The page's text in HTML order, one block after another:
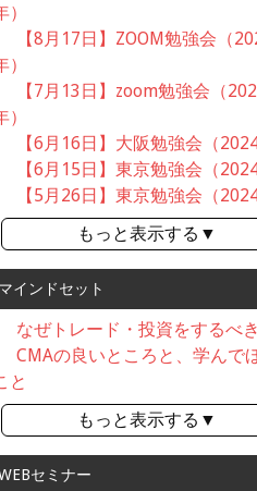
）
【8月17日】ZOOM勉強会（
）
【7月13日】zoom勉強会（
）
【6月16日】大阪勉強会（2024
【6月15日】東京勉強会（2024
【5月26日】東京勉強会（2024
もっと表示する▼
マインドセット
なぜトレード・投資をするべ
CMAの良いところと、学んで
と
もっと表示する▼
セミナー